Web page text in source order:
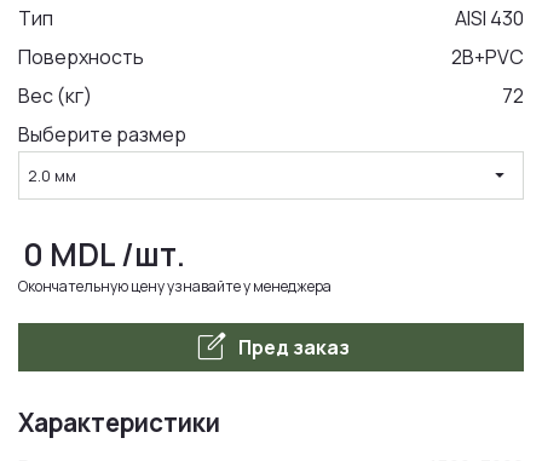
LA COMANDA
Тип
AISI 430
Поверхность
2B+PVC
Вес (кг)
72
Выберите размер
2.0 мм arrow_drop_down
0 MDL/шт.
Окончательную цену узнавайте у менеджера
edit_square Пред заказ
Характеристики